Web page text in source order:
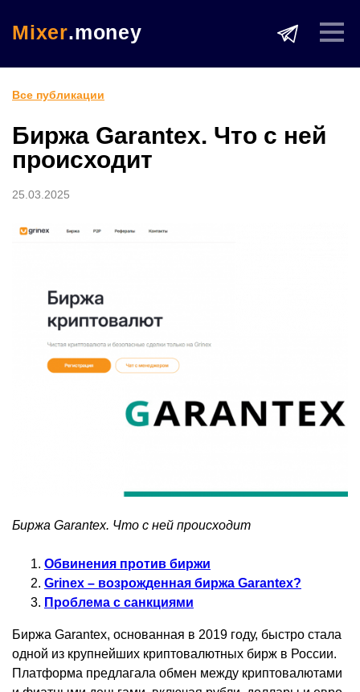
Mixer.money
Все публикации
Биржа Garantex. Что с ней
происходит
25.03.2025
Биржа Garantex. Что с ней происходит
Обвинения против биржи
Grinex – возрожденная биржа Garantex?
Проблема с санкциями
Биржа Garantex, основанная в 2019 году, быстро стала
одной из крупнейших криптовалютных бирж в России.
Платформа предлагала обмен между криптовалютами